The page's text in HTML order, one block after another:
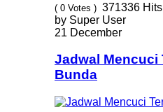
( 0 Votes ) 371336 Hits
by Super User
21 December
Jadwal Mencuci
Bunda